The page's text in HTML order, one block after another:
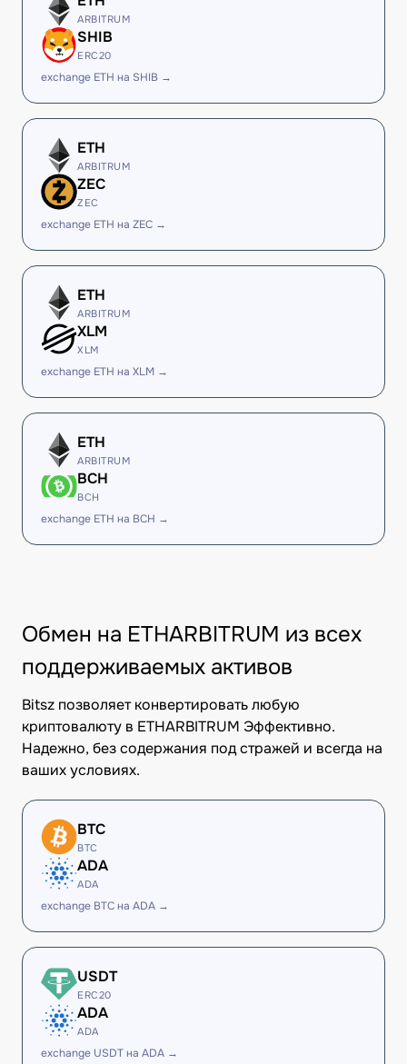
ARBITRUM
SHIB
ERC20
exchange ETH на SHIB →
ETH
ARBITRUM
ZEC
ZEC
exchange ETH на ZEC →
ETH
ARBITRUM
XLM
XLM
exchange ETH на XLM →
ETH
ARBITRUM
BCH
BCH
exchange ETH на BCH →
Обмен на ETHARBITRUM из всех
поддерживаемых активов
Bitsz позволяет конвертировать любую
криптовалюту в ETHARBITRUM Эффективно.
Надежно, без содержания под стражей и всегда на
ваших условиях.
BTC
BTC
ADA
ADA
exchange BTC на ADA →
USDT
ERC20
ADA
ADA
exchange USDT на ADA →